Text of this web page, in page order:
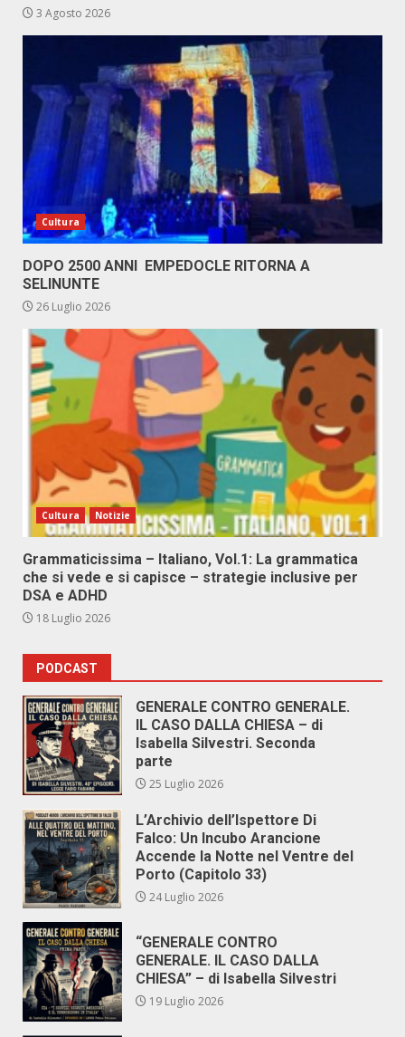
3 Agosto 2026
Cultura
DOPO 2500 ANNI EMPEDOCLE RITORNA A
SELINUNTE
26 Luglio 2026
Cultura Notizie
Grammaticissima – Italiano, Vol.1: La grammatica
che si vede e si capisce – strategie inclusive per
DSA e ADHD
18 Luglio 2026
PODCAST
GENERALE CONTRO GENERALE.
IL CASO DALLA CHIESA – di
Isabella Silvestri. Seconda
parte
25 Luglio 2026
L’Archivio dell’Ispettore Di
Falco: Un Incubo Arancione
Accende la Notte nel Ventre del
Porto (Capitolo 33)
24 Luglio 2026
“GENERALE CONTRO
GENERALE. IL CASO DALLA
CHIESA” – di Isabella Silvestri
19 Luglio 2026